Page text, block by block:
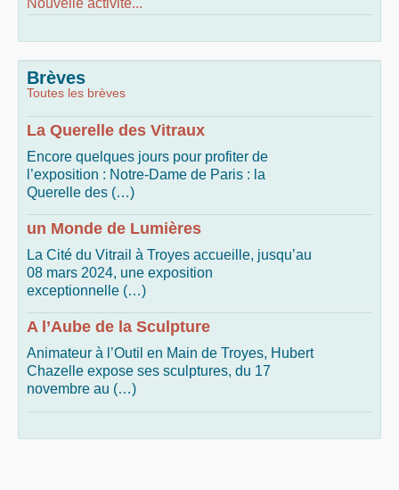
Brèves
Toutes les brèves
La Querelle des Vitraux
Encore quelques jours pour profiter de
l’exposition : Notre-Dame de Paris : la
Querelle des (…)
un Monde de Lumières
La Cité du Vitrail à Troyes accueille, jusqu’au
08 mars 2024, une exposition
exceptionnelle (…)
A l’Aube de la Sculpture
Animateur à l’Outil en Main de Troyes, Hubert
Chazelle expose ses sculptures, du 17
novembre au (…)